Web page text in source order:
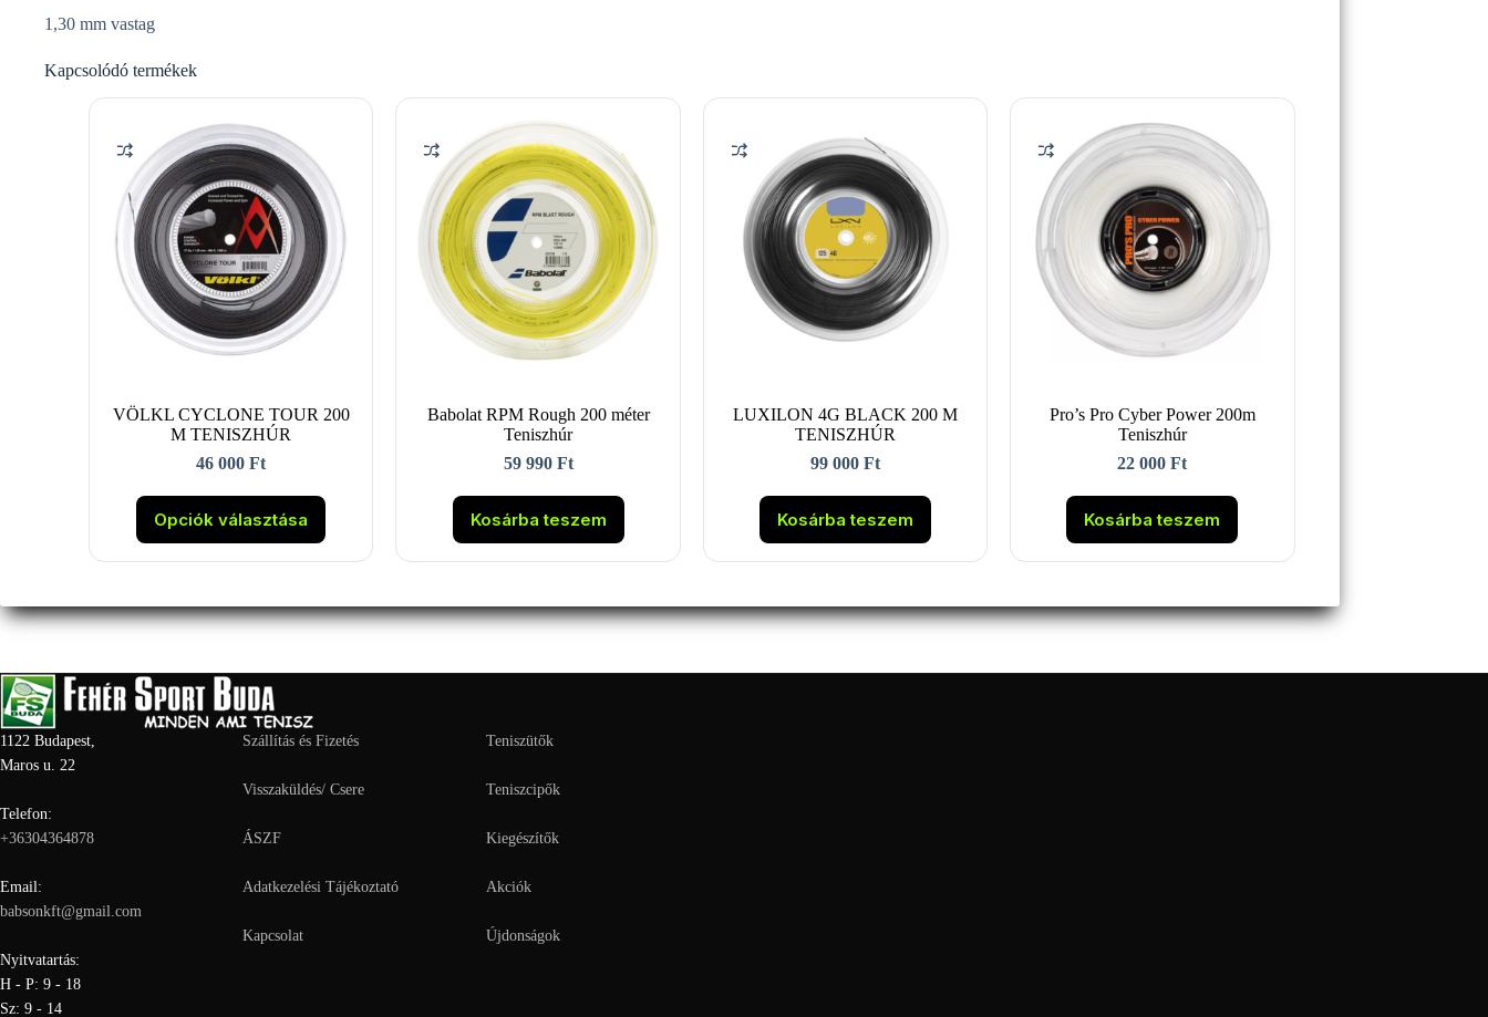
1,30 mm vastag
Kapcsolódó termékek
VÖLKL CYCLONE TOUR 200
M TENISZHÚR
46 000Ft
Opciók választása
Ennek
a
A
termékoldalon
választhatók
ki
Babolat RPM Rough 200 méter
Teniszhúr
59 990 Ft
Kosárba teszem
LUXILON 4G BLACK 200 M
TENISZHÚR
99 000 Ft
Kosárba teszem
Pro’s Pro Cyber Power 200m
Teniszhúr
22 000Ft
Kosárba teszem
1122 Budapest,
Maros u. 22
Telefon:
+36304364878
Email:
babsonkft@gmail.com
Nyitvatartás:
H - P: 9 - 18
Sz: 9 - 14
Szállítás és Fizetés
Visszaküldés/ Csere
ÁSZF
Adatkezelési Tájékoztató
Kapcsolat
Teniszütők
Teniszcipők
Kiegészítők
Akciók
Újdonságok